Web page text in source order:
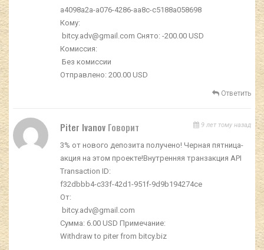
a4098a2a-a076-4286-aa8c-c5188a058698
Кому:
bitcy.adv@gmail.com Снято: -200.00 USD
Комиссия:
Без комиссии
Отправлено: 200.00 USD
Ответить
Piter Ivanov Говорит 9 лет тому назад
3% от нового депозита получено! Черная пятница-
акция на этом проекте!Внутренняя транзакция API
Transaction ID:
f32dbbb4-c33f-42d1-951f-9d9b194274ce
От:
bitcy.adv@gmail.com
Сумма: 6.00 USD Примечание:
Withdraw to piter from bitcy.biz